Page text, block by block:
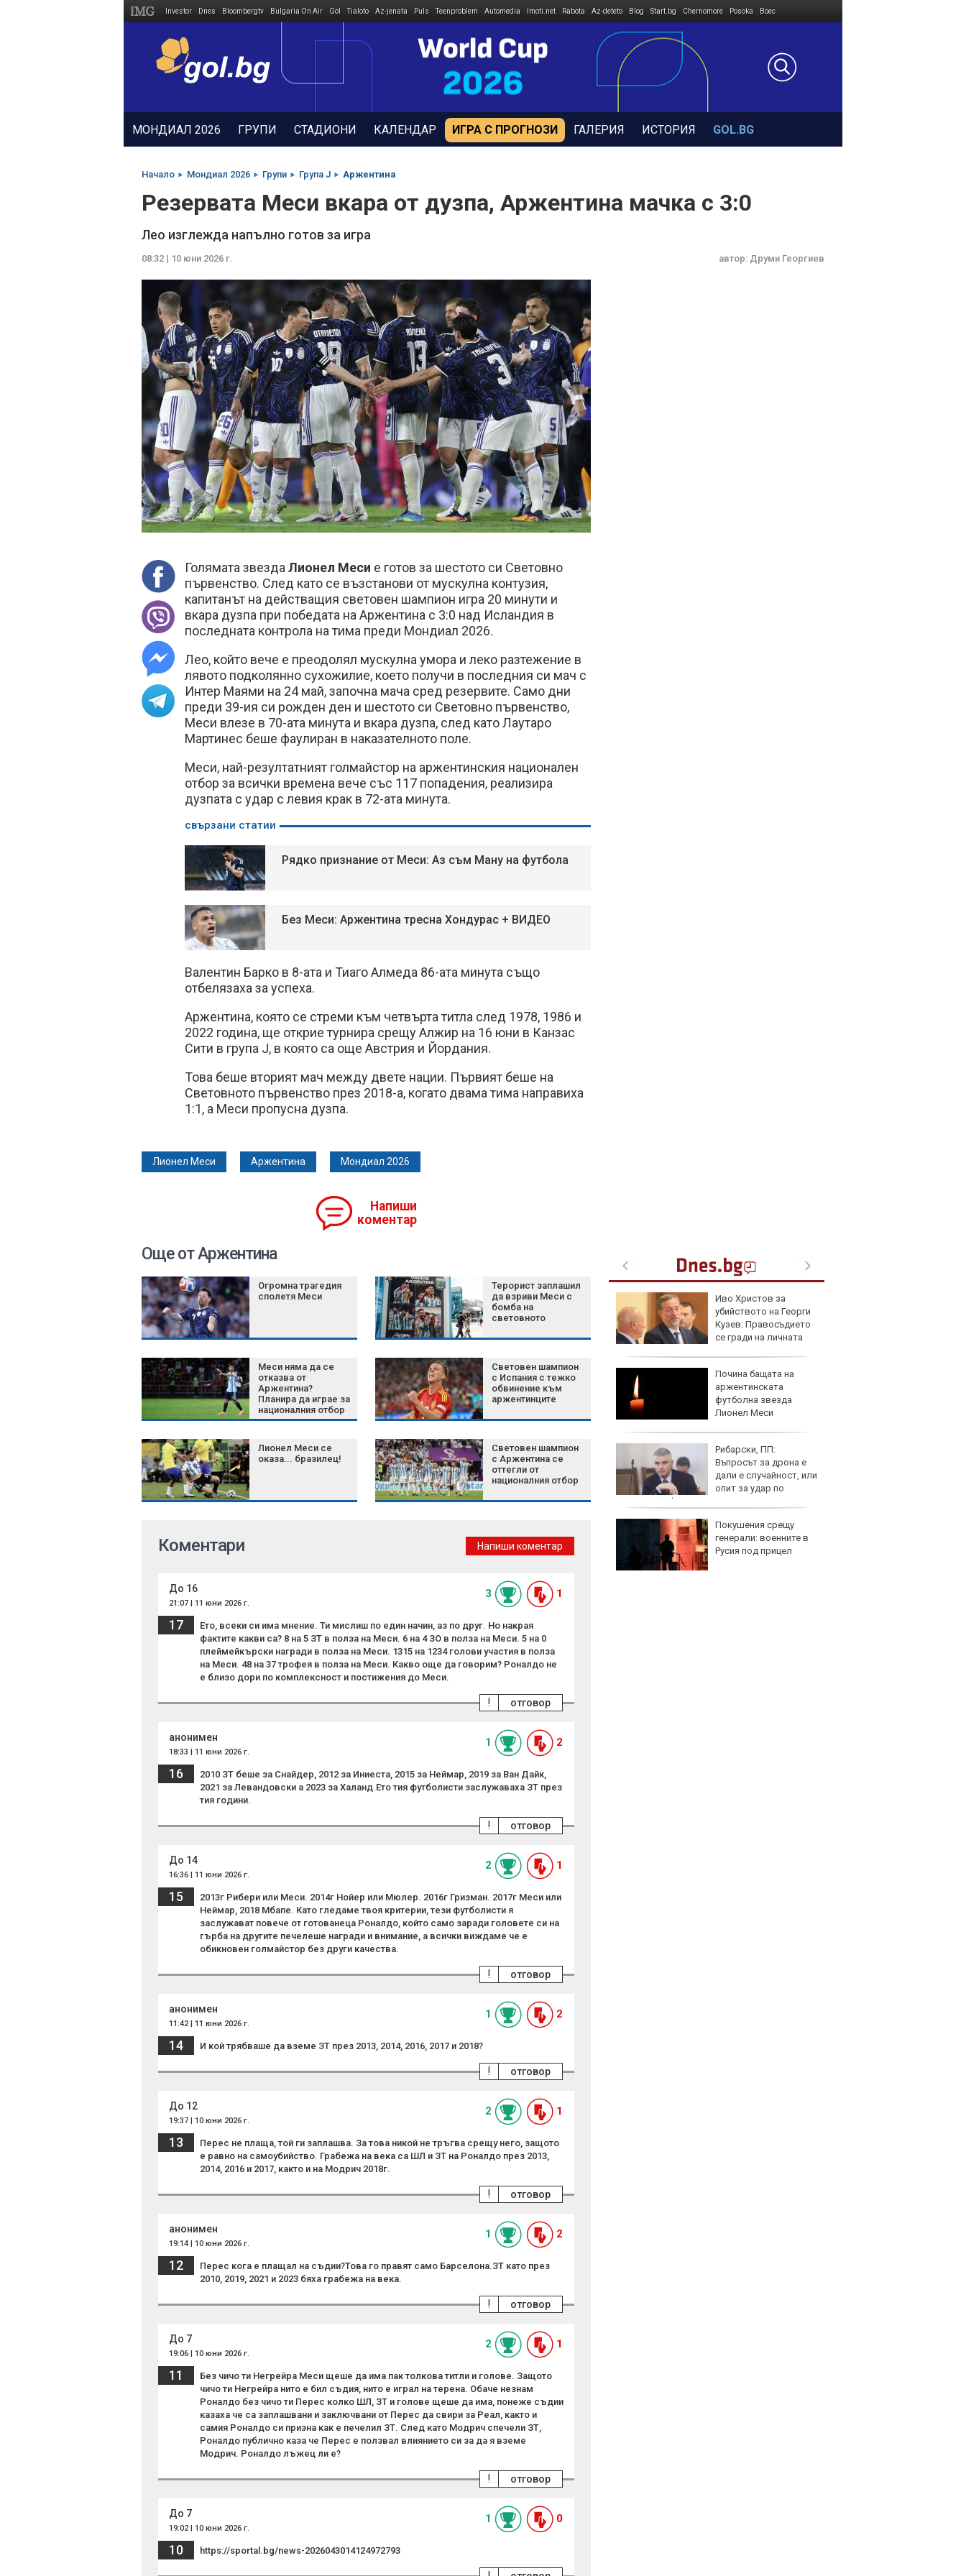
Investor Dnes Bloombergtv Bulgaria On Air Gol Tialoto Az-jenata Puls Teenproblem Automedia Imoti.net Rabota Az-deteto Blog Start.bg Chernomore Posoka Boec
МОНДИАЛ 2026 ГРУПИ СТАДИОНИ КАЛЕНДАР ИГРА С ПРОГНОЗИ ГАЛЕРИЯ ИСТОРИЯ GOL.BG
Начало Мондиал 2026 Групи Група J Аржентина
Резервата Меси вкара от дузпа, Аржентина мачка с 3:0
Лео изглежда напълно готов за игра
08:32 | 10 юни 2026 г. автор: Друми Георгиев
Голямата звезда Лионел Меси е готов за шестото си Световно
първенство. След като се възстанови от мускулна контузия,
капитанът на действащия световен шампион игра 20 минути и
вкара дузпа при победата на Аржентина с 3:0 над Исландия в
последната контрола на тима преди Мондиал 2026.
Лео, който вече е преодолял мускулна умора и леко разтежение в
лявото подколянно сухожилие, което получи в последния си мач с
Интер Маями на 24 май, започна мача сред резервите. Само дни
преди 39-ия си рожден ден и шестото си Световно първенство,
Меси влезе в 70-ата минута и вкара дузпа, след като Лаутаро
Мартинес беше фаулиран в наказателното поле.
Меси, най-резултатният голмайстор на аржентинския национален
отбор за всички времена вече със 117 попадения, реализира
дузпата с удар с левия крак в 72-ата минута.
свързани статии
Рядко признание от Меси: Аз съм Ману на футбола
Без Меси: Аржентина тресна Хондурас + ВИДЕО
Валентин Барко в 8-ата и Тиаго Алмеда 86-ата минута също
отбелязаха за успеха.
Аржентина, която се стреми към четвърта титла след 1978, 1986 и
2022 година, ще открие турнира срещу Алжир на 16 юни в Канзас
Сити в група J, в която са още Австрия и Йордания.
Това беше вторият мач между двете нации. Първият беше на
Световното първенство през 2018-а, когато двама тима направиха
1:1, а Меси пропусна дузпа.
Лионел Меси Аржентина Мондиал 2026
Напиши
коментар
Още от Аржентина
Огромна трагедия
сполетя Меси
Терорист заплашил
да взриви Меси с
бомба на
световното
Меси няма да се
отказва от
Аржентина?
Планира да играе за
националния отбор
до 2028 г.
Световен шампион
с Испания с тежко
обвинение към
аржентинците
Лионел Меси се
оказа... бразилец!
Световен шампион
с Аржентина се
оттегли от
националния отбор
Зеленски:
Споразумяхме се със
САЩ за ежемесечни
доставки на ракети
Бащата на Меси
почина след
продължително
Костадинов: Радев ни
вкара в две прокси
войни - срещу Русия и
Иран
връхлетя Япония,
очаква се да достигне
Иво Христов за
убийството на Георги
Кузев: Правосъдието
се гради на личната
Почина бащата на
аржентинската
футболна звезда
Лионел Меси
Рибарски, ПП:
Въпросът за дрона е
дали е случайност, или
опит за удар по
критична инфраструктура
Покушения срещу
генерали: военните в
Русия под прицел
Коментари Напиши коментар
До 16
21:07 | 11 юни 2026 г.
3 1
17
Ето, всеки си има мнение. Ти мислиш по един начин, аз по друг. Но накрая
фактите какви са? 8 на 5 ЗТ в полза на Меси. 6 на 4 ЗО в полза на Меси. 5 на 0
плеймейкърски награди в полза на Меси. 1315 на 1234 голови участия в полза
на Меси. 48 на 37 трофея в полза на Меси. Какво още да говорим? Роналдо не
е близо дори по комплексност и постижения до Меси.
отговор
!
анонимен
18:33 | 11 юни 2026 г.
1 2
16
2010 ЗТ беше за Снайдер, 2012 за Иниеста, 2015 за Неймар, 2019 за Ван Дайк,
2021 за Левандовски а 2023 за Халанд.Ето тия футболисти заслужаваха ЗТ през
тия години.
отговор
!
До 14
16:36 | 11 юни 2026 г.
2 1
15
2013г Рибери или Меси. 2014г Нойер или Мюлер. 2016г Гризман. 2017г Меси или
Неймар, 2018 Мбапе. Като гледаме твоя критерии, тези футболисти я
заслужават повече от готованеца Роналдо, който само заради головете си на
гърба на другите печелеше награди и внимание, а всички виждаме че е
обикновен голмайстор без други качества.
отговор
!
анонимен
11:42 | 11 юни 2026 г.
1 2
14 И кой трябваше да вземе ЗТ през 2013, 2014, 2016, 2017 и 2018?
отговор
!
До 12
19:37 | 10 юни 2026 г.
2 1
13
Перес не плаща, той ги заплашва. За това никой не тръгва срещу него, защото
е равно на самоубийство. Грабежа на века са ШЛ и ЗТ на Роналдо през 2013,
2014, 2016 и 2017, както и на Модрич 2018г.
отговор
!
анонимен
19:14 | 10 юни 2026 г.
1 2
12
Перес кога е плащал на съдии?Това го правят само Барселона.ЗТ като през
2010, 2019, 2021 и 2023 бяха грабежа на века.
отговор
!
До 7
19:06 | 10 юни 2026 г.
2 1
11
Без чичо ти Негрейра Меси щеше да има пак толкова титли и голове. Защото
чичо ти Негрейра нито е бил съдия, нито е играл на терена. Обаче незнам
Роналдо без чичо ти Перес колко ШЛ, ЗТ и голове щеше да има, понеже съдии
казаха че са заплашвани и заключвани от Перес да свири за Реал, както и
самия Роналдо си призна как е печелил ЗТ. След като Модрич спечели ЗТ,
Роналдо публично каза че Перес е ползвал влиянието си за да я вземе
Модрич. Роналдо лъжец ли е?
отговор
!
До 7
19:02 | 10 юни 2026 г.
1 0
10 https://sportal.bg/news-2026043014124972793